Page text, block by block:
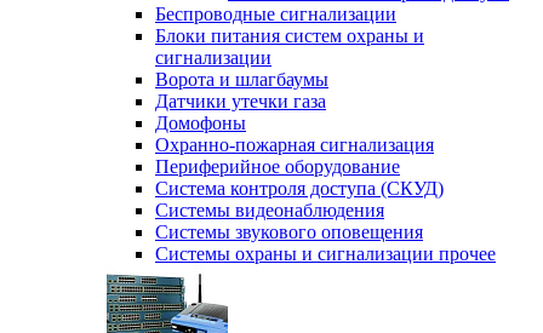
Беспроводные сигнализации
Блоки питания систем охраны и
сигнализации
Ворота и шлагбаумы
Датчики утечки газа
Домофоны
Охранно-пожарная сигнализация
Периферийное оборудование
Система контроля доступа (СКУД)
Системы видеонаблюдения
Системы звукового оповещения
Системы охраны и сигнализации прочее